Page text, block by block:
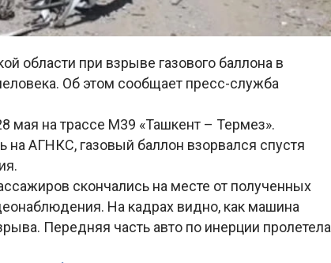
области при взрыве газового баллона в
Об этом сообщает пресс-служба
мая на трассе М39 «Ташкент – Термез».
на АГНКС, газовый баллон взорвался спустя
скончались на месте от полученных
На кадрах видно, как машина
Передняя часть авто по инерции пролетела